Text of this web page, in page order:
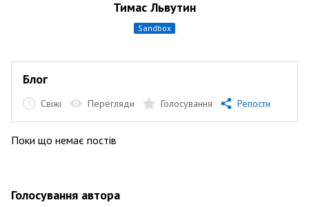
Тимас Львутин
sandbox
Блог
Свіжі Перегляди Голосування Репости
Поки що немає постів
Голосування автора